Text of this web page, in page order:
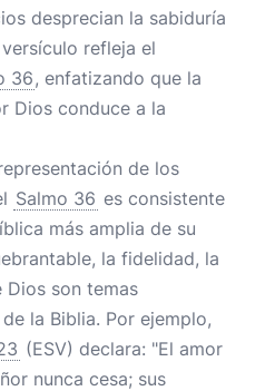
desprecian la sabiduría
refleja el
36, enfatizando que la
Dios conduce a la
de los
Salmo 36 es consistente
más amplia de su
la fidelidad, la
son temas
la Biblia. Por ejemplo,
(ESV) declara: "El amor
nunca cesa; sus